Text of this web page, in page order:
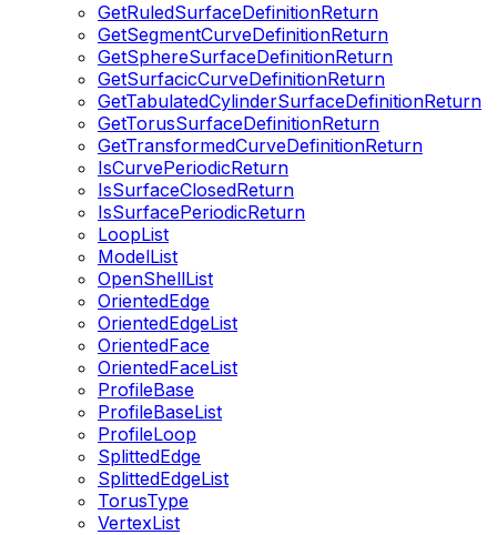
GetRuledSurfaceDefinitionReturn
GetSegmentCurveDefinitionReturn
GetSphereSurfaceDefinitionReturn
GetSurfacicCurveDefinitionReturn
GetTabulatedCylinderSurfaceDefinitionReturn
GetTorusSurfaceDefinitionReturn
GetTransformedCurveDefinitionReturn
IsCurvePeriodicReturn
IsSurfaceClosedReturn
IsSurfacePeriodicReturn
LoopList
ModelList
OpenShellList
OrientedEdge
OrientedEdgeList
OrientedFace
OrientedFaceList
ProfileBase
ProfileBaseList
ProfileLoop
SplittedEdge
SplittedEdgeList
TorusType
VertexList